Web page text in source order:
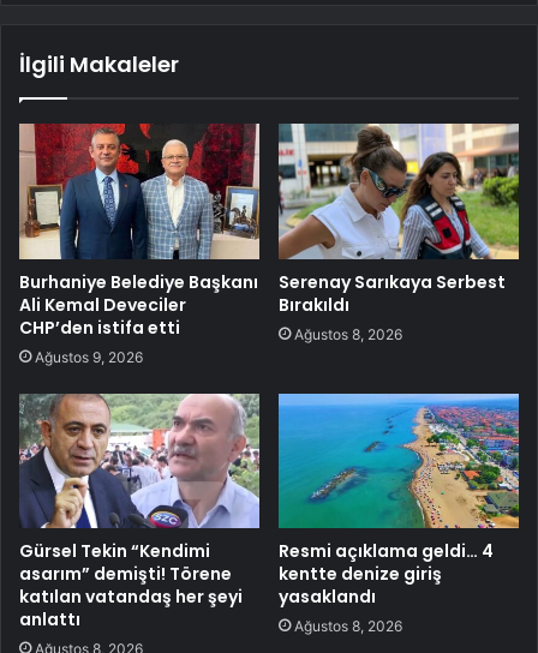
İlgili Makaleler
Burhaniye Belediye Başkanı
Ali Kemal Deveciler
CHP’den istifa etti
Ağustos 9, 2026
Serenay Sarıkaya Serbest
Bırakıldı
Ağustos 8, 2026
Gürsel Tekin “Kendimi
asarım” demişti! Törene
katılan vatandaş her şeyi
anlattı
Ağustos 8, 2026
Resmi açıklama geldi… 4
kentte denize giriş
yasaklandı
Ağustos 8, 2026